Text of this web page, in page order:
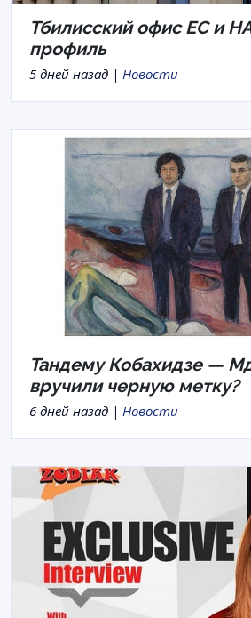
Тбилисский офис ЕС и
профиль
5 дней назад | Новости
Тандему Кобахидзе —
вручили черную метку?
6 дней назад | Новости